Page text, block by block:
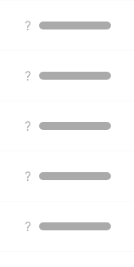
?
?
?
?
?